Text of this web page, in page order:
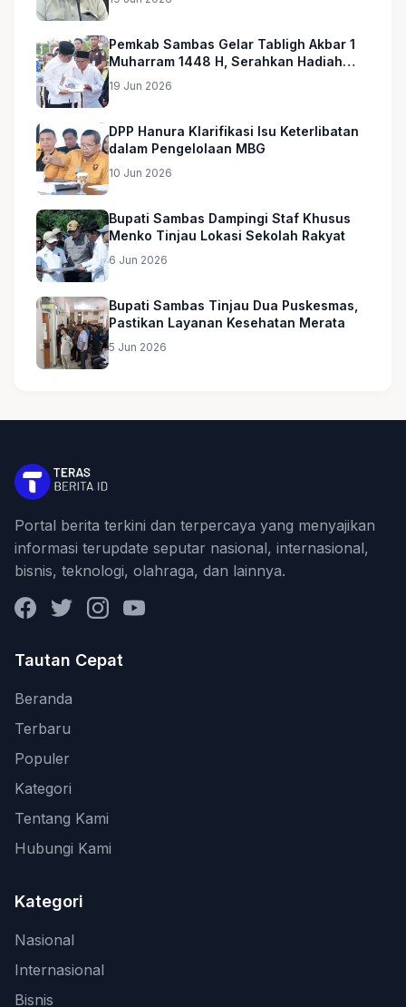
Pemkab Sambas Gelar Tabligh Akbar 1
Muharram 1448 H, Serahkan Hadiah
Umroh untuk Guru Ngaji dan Imam
19 Jun 2026
DPP Hanura Klarifikasi Isu Keterlibatan
dalam Pengelolaan MBG
10 Jun 2026
Bupati Sambas Dampingi Staf Khusus
Menko Tinjau Lokasi Sekolah Rakyat
6 Jun 2026
Bupati Sambas Tinjau Dua Puskesmas,
Pastikan Layanan Kesehatan Merata
5 Jun 2026
Portal berita terkini dan terpercaya yang menyajikan
informasi terupdate seputar nasional, internasional,
bisnis, teknologi, olahraga, dan lainnya.
FacebookTwitterInstagramYouTube
Tautan Cepat
Beranda
Terbaru
Populer
Kategori
Tentang Kami
Hubungi Kami
Kategori
Nasional
Internasional
Bisnis